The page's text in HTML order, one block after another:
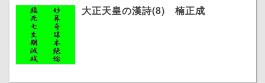
大正天皇の漢詩(8) 楠正成